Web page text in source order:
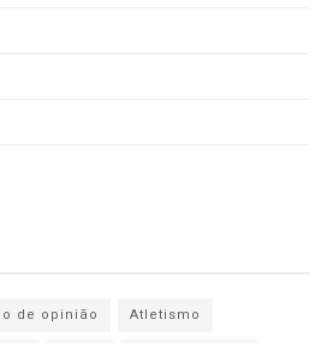
de opinião
Atletismo